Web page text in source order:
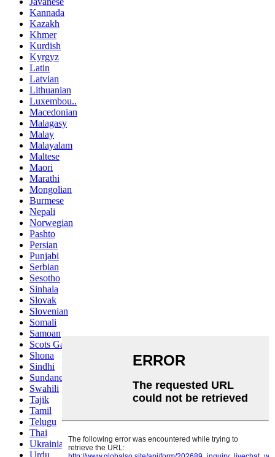
Kannada
Kazakh
Khmer
Kurdish
Kyrgyz
Latin
Latvian
Lithuanian
Luxembou..
Macedonian
Malagasy
Malay
Malayalam
Maltese
Maori
Marathi
Mongolian
Burmese
Nepali
Norwegian
Pashto
Persian
Punjabi
Serbian
Sesotho
Sinhala
Slovak
Slovenian
Somali
Samoan
Scots Gaelic
Shona
Sindhi
Sundanese
Swahili
Tajik
Tamil
Telugu
Thai
Ukrainian
Urdu